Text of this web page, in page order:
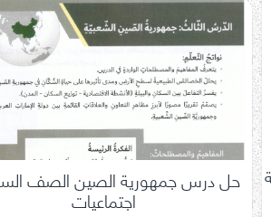
حل درس جمهورية الصين الصف
اجتماعيات